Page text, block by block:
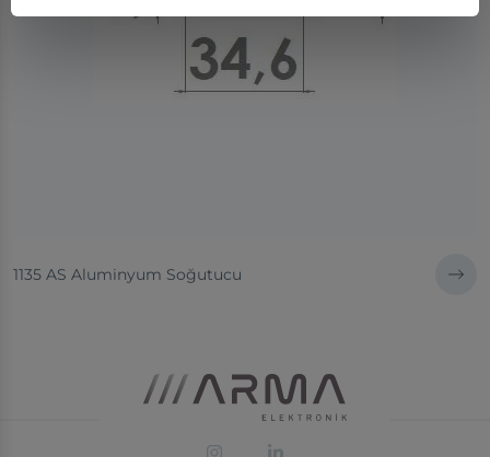
1135 AS Aluminyum Soğutucu